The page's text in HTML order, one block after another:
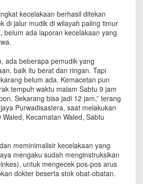
M
i
H
d
p
kecelakaan berhasil ditekan
di jalur mudik di wilayah paling timur
belum ada laporan kecelakaan yang
ada beberapa pemudik yang
baik itu berat dan ringan. Tapi
belum ada. Kemacetan pun
tempuh waktu malam Sabtu 9 jam
Sekarang bisa jadi 12 jam,” terang
Purwadisastera, saat melakukan
Kecamatan Waled, Sabtu
meminimalisir kecelakaan yang
mengaku sudah menginstruksikan
untuk mengecek pos-pos arus
dokter beserta stok obat-obatan.